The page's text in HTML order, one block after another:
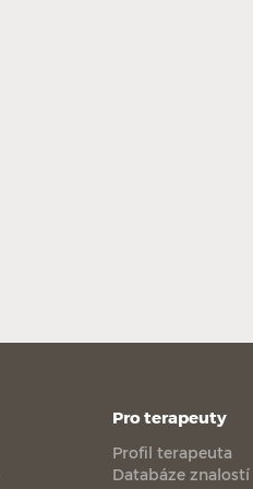
Pro terapeuty
Profil terapeuta
Databáze znalostí